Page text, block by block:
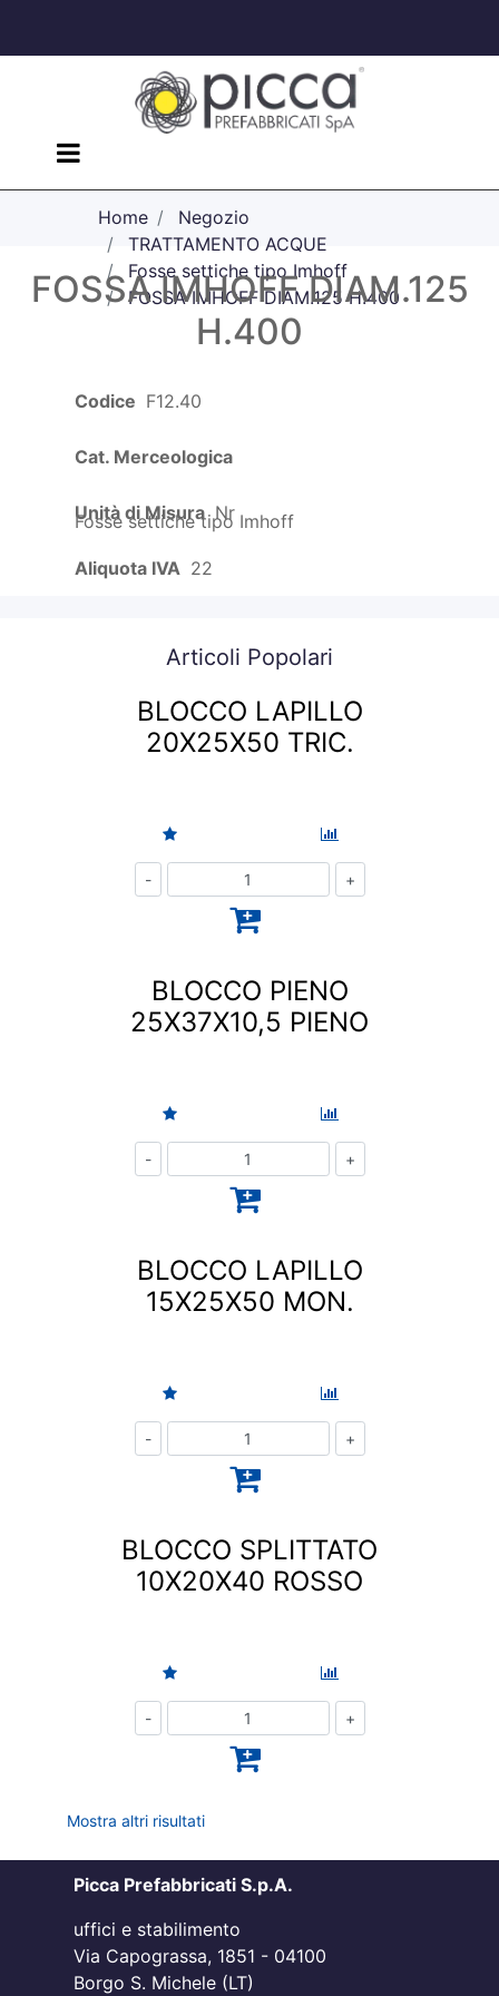
Open menu
Home
Negozio
TRATTAMENTO ACQUE
Fosse settiche tipo Imhoff
FOSSA IMHOFF DIAM.125 H.400
FOSSA IMHOFF DIAM.125
H.400
Codice F12.40
Cat. Merceologica
Fosse settiche tipo Imhoff
Unità di Misura Nr
Aliquota IVA 22
Articoli Popolari
BLOCCO LAPILLO
20X25X50 TRIC.
BLOCCO PIENO
25X37X10,5 PIENO
BLOCCO LAPILLO
15X25X50 MON.
BLOCCO SPLITTATO
10X20X40 ROSSO
Mostra altri risultati
Picca Prefabbricati S.p.A.
uffici e stabilimento
Via Capograssa, 1851 - 04100
Borgo S. Michele (LT)